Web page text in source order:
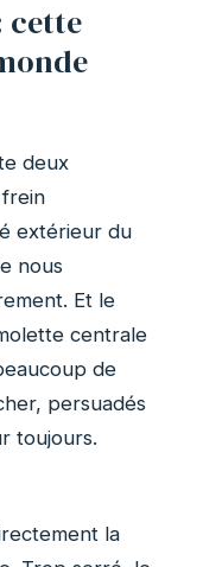
cette
deux
extérieur du
nous
Et le
centrale
de
persuadés
toujours.
la